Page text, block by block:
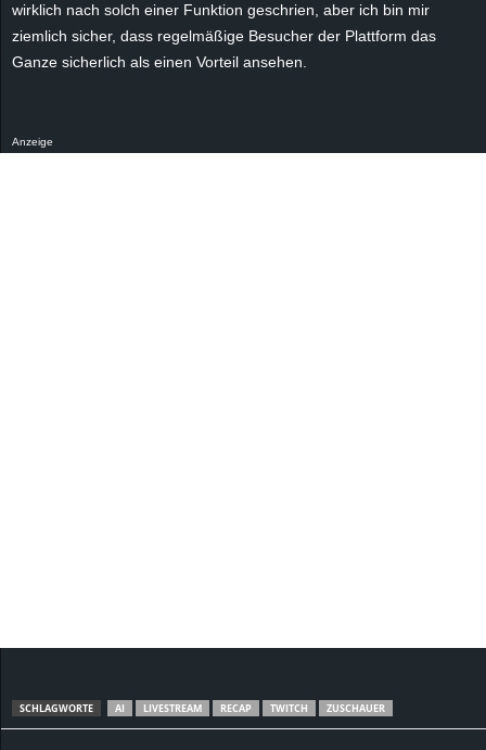
wirklich nach solch einer Funktion geschrien, aber ich bin mir
ziemlich sicher, dass regelmäßige Besucher der Plattform das
Ganze sicherlich als einen Vorteil ansehen.
Anzeige
SCHLAGWORTE AI LIVESTREAM RECAP TWITCH ZUSCHAUER